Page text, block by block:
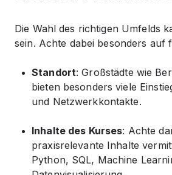
Die Wahl des richtigen Umfelds
sein. Achte dabei besonders auf
Standort: Großstädte wie
bieten besonders viele
und Netzwerkkontakte.
Inhalte des Kurses: Achte
praxisrelevante Inhalte
Python, SQL, Machine